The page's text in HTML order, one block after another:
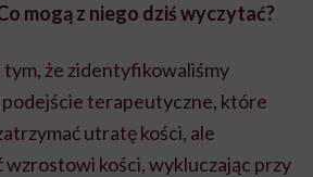
mogą z niego dziś wyczytać?
tym, że zidentyfikowaliśmy
terapeutyczne, które
utratę kości, ale
kości, wykluczając przy